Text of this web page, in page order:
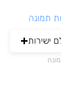
תמונה
ישירות